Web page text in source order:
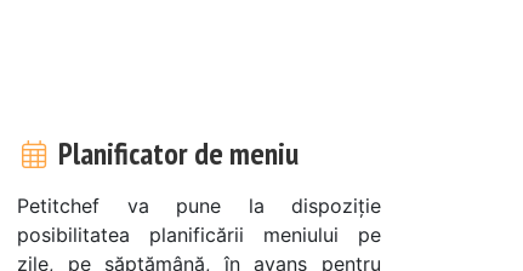
Planificator de meniu
Petitchef va pune la dispoziție
posibilitatea planificării meniului pe
zile, pe săptămână, în avans pentru